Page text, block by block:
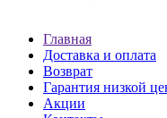
Главная
Доставка и оплата
Возврат
Гарантия низкой
Акции